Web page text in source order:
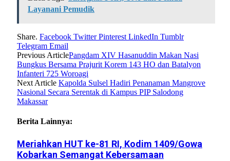
Layanani Pemudik
Share. Facebook Twitter Pinterest LinkedIn Tumblr
Telegram Email
Previous ArticlePangdam XIV Hasanuddin Makan Nasi
Bungkus Bersama Prajurit Korem 143 HO dan Batalyon
Infanteri 725 Woroagi
Next Article Kapolda Sulsel Hadiri Penanaman Mangrove
Nasional Secara Serentak di Kampus PIP Salodong
Makassar
Berita Lainnya:
Meriahkan HUT ke-81 RI, Kodim 1409/Gowa
Kobarkan Semangat Kebersamaan